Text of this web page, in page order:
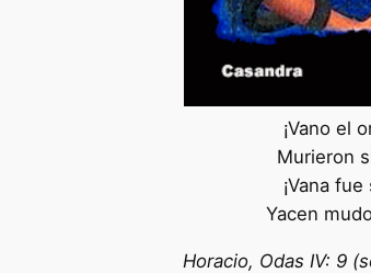
¡Vano el
Murieron
¡Vana
Yacen
Horacio, Odas IV: 9